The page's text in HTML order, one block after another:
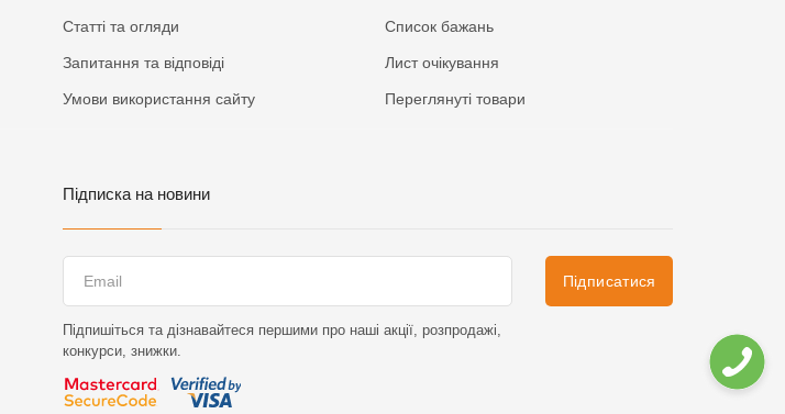
Статті та огляди
Запитання та відповіді
Умови використання сайту
Список бажань
Лист очікування
Переглянуті товари
Підписка на новини
Підпишіться та дізнавайтеся першими про наші акції, розпродажі,
конкурси, знижки.
Підписатися